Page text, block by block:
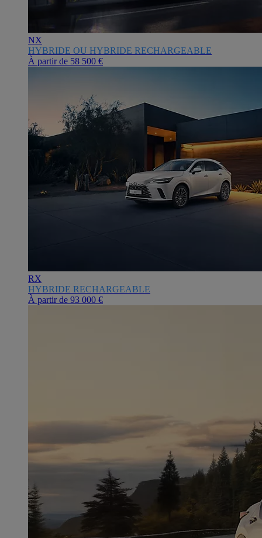
NX
HYBRIDE OU HYBRIDE RECHARGEABLE
À partir de 58 500 €
RX
HYBRIDE RECHARGEABLE
À partir de 93 000 €